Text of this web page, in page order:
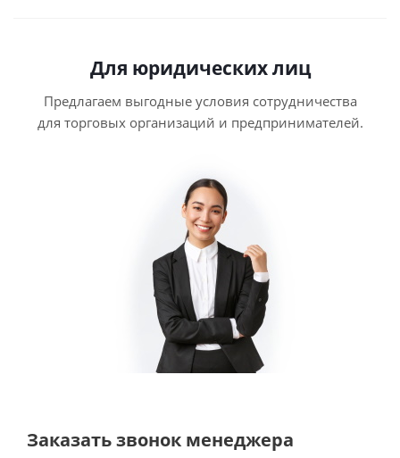
Для юридических лиц
Предлагаем выгодные условия сотрудничества
для торговых организаций и предпринимателей.
Заказать звонок менеджера